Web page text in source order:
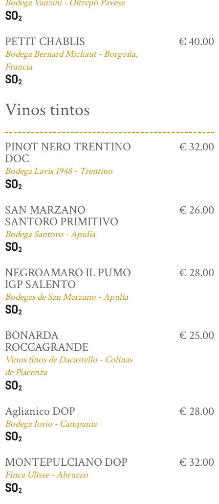
Bodega Vanzini - Oltrepò Pavese
PETIT CHABLIS
Bodega Bernard Michaut - Borgoña,
Francia
€ 40.00
Vinos tintos
PINOT NERO TRENTINO
DOC
Bodega Lavis 1948 - Trentino
€ 32.00
SAN MARZANO
SANTORO PRIMITIVO
Bodega Santoro - Apulia
€ 26.00
NEGROAMARO IL PUMO
IGP SALENTO
Bodegas de San Marzano - Apulia
€ 28.00
BONARDA
ROCCAGRANDE
Vinos finos de Dacastello - Colinas
de Piacenza
€ 25.00
Aglianico DOP
Bodega Iorio - Campania
€ 28.00
MONTEPULCIANO DOP
Finca Ulisse - Abruzzo
€ 32.00